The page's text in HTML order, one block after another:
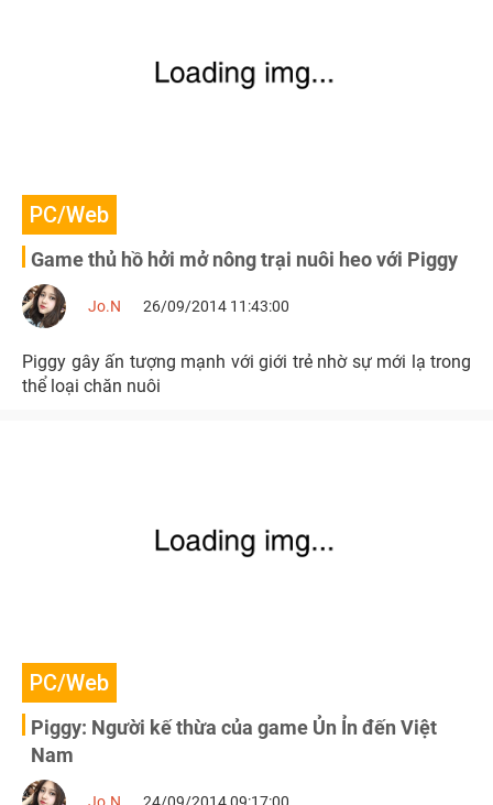
PC/Web
Game thủ hồ hởi mở nông trại nuôi heo với Piggy
Jo.N 26/09/2014 11:43:00
Piggy gây ấn tượng mạnh với giới trẻ nhờ sự mới lạ trong
thể loại chăn nuôi
PC/Web
Piggy: Người kế thừa của game Ủn Ỉn đến Việt
Nam